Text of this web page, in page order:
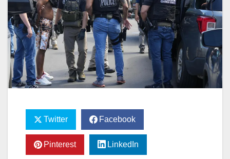
Twitter Facebook
Pinterest LinkedIn